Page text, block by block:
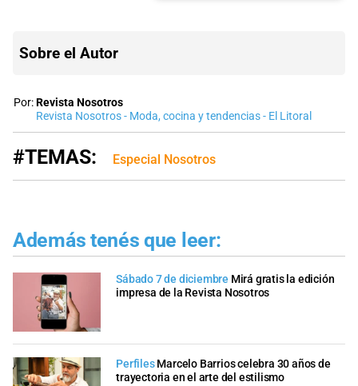
Sobre el Autor
Por:Revista Nosotros
Revista Nosotros - Moda, cocina y tendencias - El Litoral
#TEMAS: Especial Nosotros
Además tenés que leer:
Sábado 7 de diciembre Mirá gratis la edición
impresa de la Revista Nosotros
Perfiles Marcelo Barrios celebra 30 años de
trayectoria en el arte del estilismo